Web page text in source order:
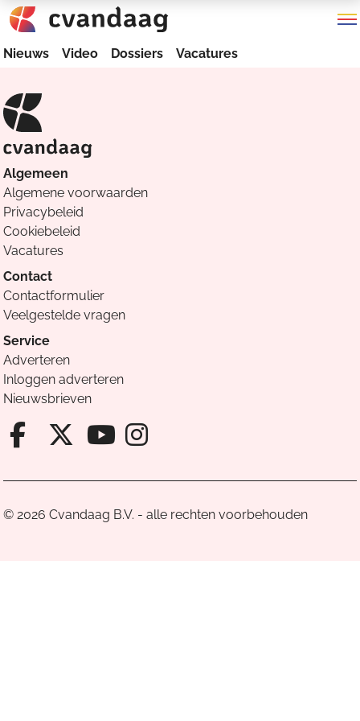
Nieuws Video Dossiers Vacatures
Algemeen
Algemene voorwaarden
Privacybeleid
Cookiebeleid
Vacatures
Contact
Contactformulier
Veelgestelde vragen
Service
Adverteren
Inloggen adverteren
Nieuwsbrieven
Facebook van Cvandaag
X van Cvandaag
Instagram van
© 2026 Cvandaag B.V. - alle rechten voorbehouden